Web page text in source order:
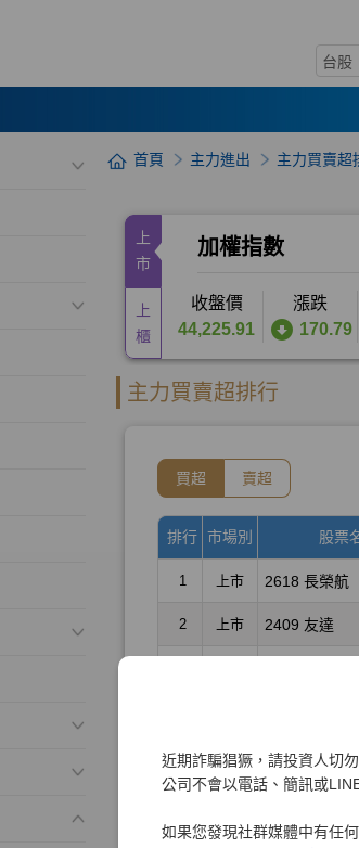
台股
近期詐騙猖獗，請投資人切
公司不會以電話、簡訊或
如果您發現社群媒體中有任
首頁 主力進出 主力買賣超